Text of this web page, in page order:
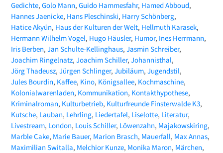
Gedichte Golo Mann Guido Hammesfahr Hamed Abboud
Hannes Jaenicke Hans Pleschinski Harry Schönberg
Hatice Akyün Haus der Kulturen der Welt Hellmuth Karasek
Hermann Wilhelm Vogel Hugo Häusler Humor Ines Herrmann
Iris Berben Jan Schulte-Kellinghaus Jasmin Schreiber
Joachim Ringelnatz Joachim Schiller Johannisthal
Jörg Thadeusz Jürgen Schlinger Jubiläum Jugendstil
Jules Bourdin Kaffee Kino Königsallee Kochmaschine
Kolonialwarenladen Kommunikation Kontakthypothese
Kriminalroman Kulturbetrieb Kulturfreunde Finsterwalde K3
Kutsche Lauban Lehrling Liedertafel Liselotte Literatur
Livestream London Louis Schiller Löwenzahn Majakowskiring
Marble Cake Marie Bauer Marion Brasch Mauerfall Max Annas
Maximilian Switalla Melchior Kunze Monika Maron Märchen